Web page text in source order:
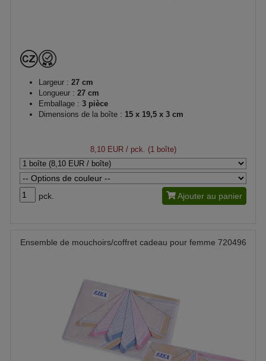
Largeur : 27 cm
Longueur : 27 cm
Emballage : 3 pièce
Dimensions de la boîte : 15 x 19,5 x 3 cm
8,10 EUR/ pck. (1 boîte)
pck. Ajouter au panier
Ensemble de mouchoirs/coffret cadeau pour femme 720496